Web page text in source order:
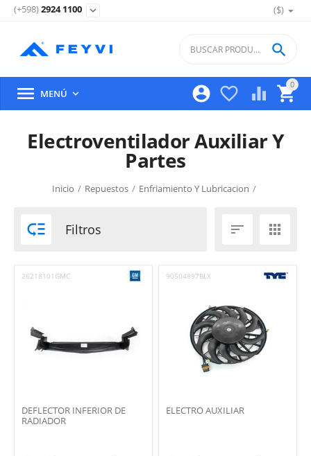
($)
(+598)2924 1100 expand_more
0

 


 MENÚ 
Electroventilador Auxiliar Y
Partes
Inicio / Repuestos / Enfriamiento Y Lubricacion /
 Filtros  
26218101GMC
DEFLECTOR INFERIOR DE
RADIADOR
90504897BLX
ELECTRO AUXILIAR